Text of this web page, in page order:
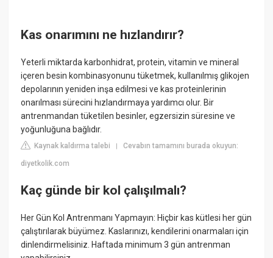
Kas onarımını ne hızlandırır?
Yeterli miktarda karbonhidrat, protein, vitamin ve mineral
içeren besin kombinasyonunu tüketmek, kullanılmış glikojen
depolarının yeniden inşa edilmesi ve kas proteinlerinin
onarılması sürecini hızlandırmaya yardımcı olur. Bir
antrenmandan tüketilen besinler, egzersizin süresine ve
yoğunluğuna bağlıdır.
Kaynak kaldırma talebi |Cevabın tamamını burada okuyun:
diyetkolik.com
Kaç günde bir kol çalışılmalı?
Her Gün Kol Antrenmanı Yapmayın: Hiçbir kas kütlesi her gün
çalıştırılarak büyümez. Kaslarınızı, kendilerini onarmaları için
dinlendirmelisiniz. Haftada minimum 3 gün antrenman